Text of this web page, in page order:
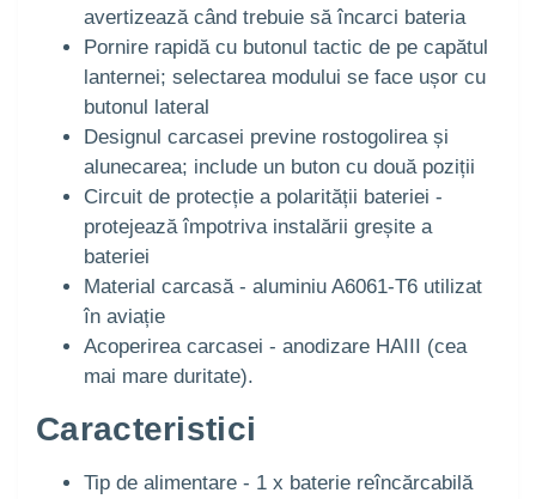
avertizează când trebuie să încarci bateria
Pornire rapidă cu butonul tactic de pe capătul
lanternei; selectarea modului se face ușor cu
butonul lateral
Designul carcasei previne rostogolirea și
alunecarea; include un buton cu două poziții
Circuit de protecție a polarității bateriei -
protejează împotriva instalării greșite a
bateriei
Material carcasă - aluminiu A6061-T6 utilizat
în aviație
Acoperirea carcasei - anodizare HAIII (cea
mai mare duritate).
Caracteristici
Tip de alimentare - 1 x baterie reîncărcabilă